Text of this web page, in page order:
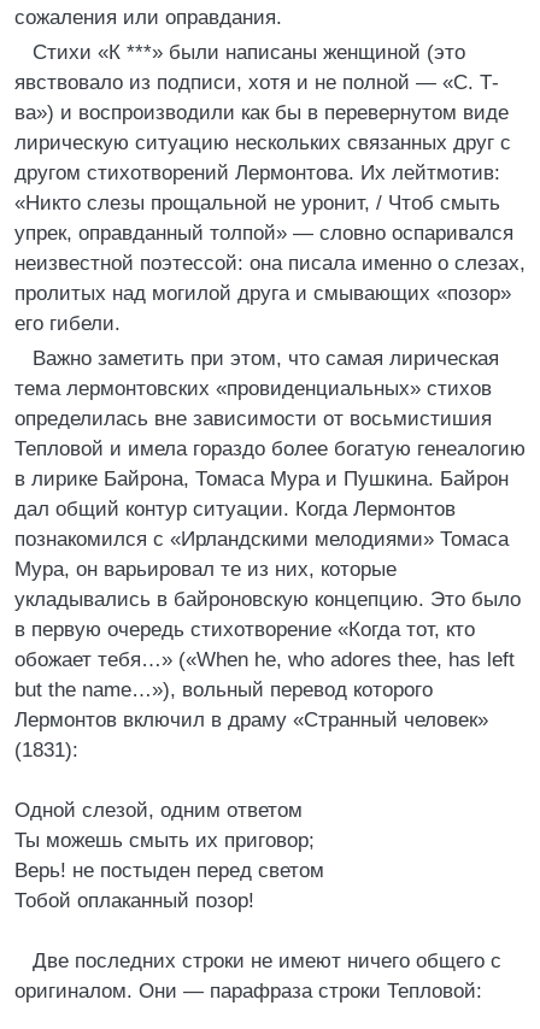
сожаления или оправдания.
Стихи «К ***» были написаны женщиной (это
явствовало из подписи, хотя и не полной — «С. Т-
ва») и воспроизводили как бы в перевернутом виде
лирическую ситуацию нескольких связанных друг с
другом стихотворений Лермонтова. Их лейтмотив:
«Никто слезы прощальной не уронит, / Чтоб смыть
упрек, оправданный толпой» — словно оспаривался
неизвестной поэтессой: она писала именно о слезах,
пролитых над могилой друга и смывающих «позор»
его гибели.
Важно заметить при этом, что самая лирическая
тема лермонтовских «провиденциальных» стихов
определилась вне зависимости от восьмистишия
Тепловой и имела гораздо более богатую генеалогию
в лирике Байрона, Томаса Мура и Пушкина. Байрон
дал общий контур ситуации. Когда Лермонтов
познакомился с «Ирландскими мелодиями» Томаса
Мура, он варьировал те из них, которые
укладывались в байроновскую концепцию. Это было
в первую очередь стихотворение «Когда тот, кто
обожает тебя…» («When he, who adores thee, has left
but the name…»), вольный перевод которого
Лермонтов включил в драму «Странный человек»
(1831):
Одной слезой, одним ответом
Ты можешь смыть их приговор;
Верь! не постыден перед светом
Тобой оплаканный позор!
Две последних строки не имеют ничего общего с
оригиналом. Они — парафраза строки Тепловой: